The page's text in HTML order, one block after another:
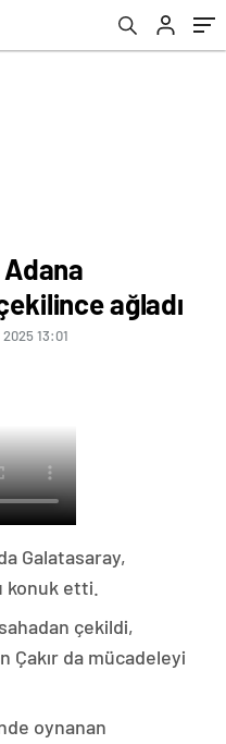
ağladı
13:01
Galatasaray,
konuk etti.
çekildi,
Çakır da mücadeleyi
oynanan